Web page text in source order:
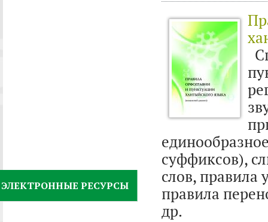
ЭЛЕКТРОННЫЕ РЕСУРСЫ
суффиксов),
слов, правила
правила
др.